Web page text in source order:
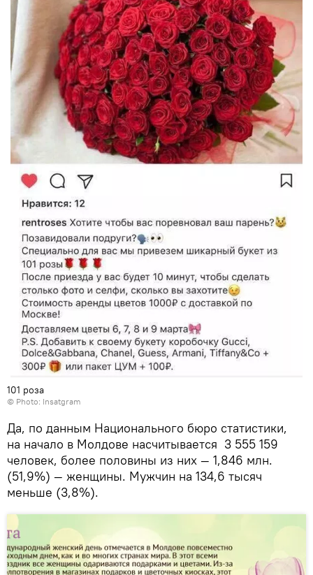
101 роза
© Photo: Insatgram
Да, по данным Национального бюро статистики,
на начало в Молдове насчитывается 3 555 159
человек, более половины из них — 1,846 млн.
(51,9%) — женщины. Мужчин на 134,6 тысяч
меньше (3,8%).